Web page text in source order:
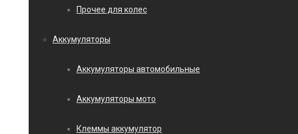
Прочее для колес
Аккумуляторы
Аккумуляторы автомобильные
Аккумуляторы мото
Клеммы аккумулятор